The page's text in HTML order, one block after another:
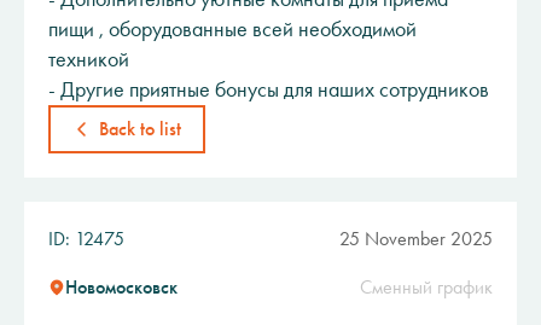
пищи , оборудованные всей необходимой
техникой
- Другие приятные бонусы для наших сотрудников
Back to list
ID: 12475 25 November 2025
Новомосковск Сменный график